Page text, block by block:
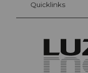
Quicklinks